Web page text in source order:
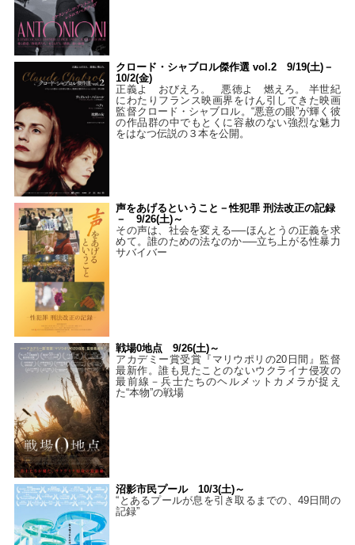
クロード・シャブロル傑作選 vol.2 9/19(土)－
10/2(金)
正義よ おびえろ。 悪徳よ 燃えろ。 半世紀
にわたりフランス映画界をけん引してきた映画
監督クロード・シャブロル。“悪意の眼”が輝く彼
の作品群の中でもとくに容赦のない強烈な魅力
をはなつ伝説の３本を公開。
声をあげるということ－性犯罪 刑法改正の記録
－ 9/26(土)～
その声は、社会を変える──ほんとうの正義を求
めて。誰のための法なのか──立ち上がる性暴力
サバイバー
戦場0地点 9/26(土)～
アカデミー賞受賞『マリウポリの20日間』監督
最新作。誰も見たことのないウクライナ侵攻の
最前線－兵士たちのヘルメットカメラが捉え
た“本物”の戦場
沼影市民プール 10/3(土)～
“とあるプールが息を引き取るまでの、49日間の
記録”